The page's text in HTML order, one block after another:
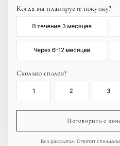
Когда вы планируете покупку?
В течение 3 месяцев
Через 6–12 месяцев
Сколько спален?
1 2 3
Поговорить с
Без рассылок. Ответит